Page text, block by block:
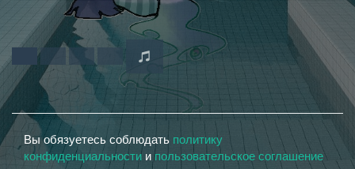
Вы обязуетесь соблюдать политику
конфиденциальности и пользовательское соглашение